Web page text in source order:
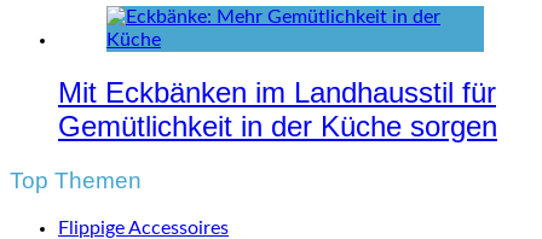
Mit Eckbänken im Landhausstil für
Gemütlichkeit in der Küche sorgen
Top Themen
Flippige Accessoires